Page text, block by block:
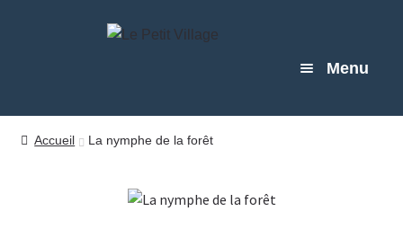
Menu
BOUTIQUE
Accueil La nymphe de la forêt